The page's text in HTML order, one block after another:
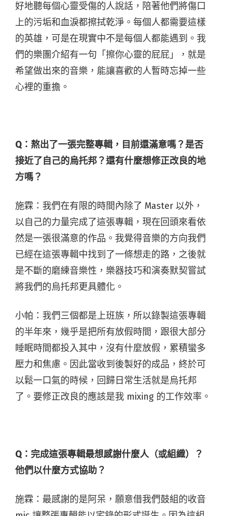
好地聽每個心靈受傷的人說話，陪著他們將傷口
上的污垢和血淚都擦拭乾淨。每個人都需要這樣
的英雄，可是在現實中不是每個人都能遇到。我
們的樂團介紹有一句「擦你心靈的屁屁」，就是
希望做出來的音樂，能讓喜歡的人暫時忘掉一些
心裡的重擔。
Q：熬出了一張完整專輯，目前還滿意嗎？是否
接近了自己的烏托邦？還有什麼想修正改良的地
方嗎？
施霖：我們在有限的時間內除了 Master 以外，
以自己的力量完成了這張專輯，現在回頭來看依
然是一張很滿意的作品。我覺得音樂的方向我們
已經在這張專輯中找到了一條想走的路，之後就
是不斷的磨練音樂性，樂器技巧和演奏默契嘗試
將我們的烏托邦更具體化。
小帕：我們三個都是上班族，所以錄製這張專輯
的半年來，幾乎是把所有放假時間，跟很大部分
睡眠時間都投入其中，沒有什麼放假，累積蠻多
壓力和焦慮。因此當收到後製好的成品，終於可
以鬆一口氣的時候，回歸日常生活就是烏托邦
了。要修正改良的應該是我 mixing 的工作效率。
Q：完成這張專輯最想感謝什麼人（或組織）？
他們以什麼方式協助？
施霖：最感謝的是阿呆，願意借我們鼓組的收音